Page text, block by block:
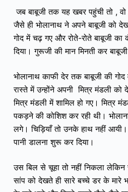
जब बाबूजी तक यह खबर पहुंची तो , वो
जैसे ही भोलानाथ ने अपने बाबूजी को
गोद में चढ़ गए और रोते-रोते बाबूजी
दिया। गुरूजी की मान मिनती कर
भोलानाथ काफी देर तक बाबूजी की
रास्ते में उन्होंने अपनी मित्र मंडली को
मित्र मंडली में शामिल हो गए। मित्र
पकड़ने की कोशिश कर रही थी।
लगे। चिड़ियाँ तो उनके हाथ नहीं
पानी डालना शुरू कर दिया।
उस बिल से चूहा तो नहीं निकला
सांप को देखते ही सारे बच्चे डर के मारे